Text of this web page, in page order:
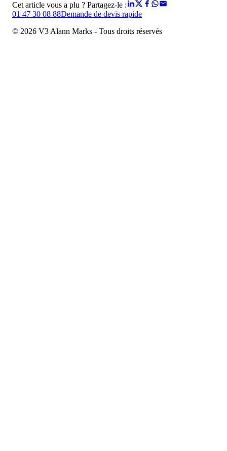
Cet article vous a plu ? Partagez-le :
01 47 30 08 88Demande de devis rapide
© 2026 V3 Alann Marks - Tous droits réservés